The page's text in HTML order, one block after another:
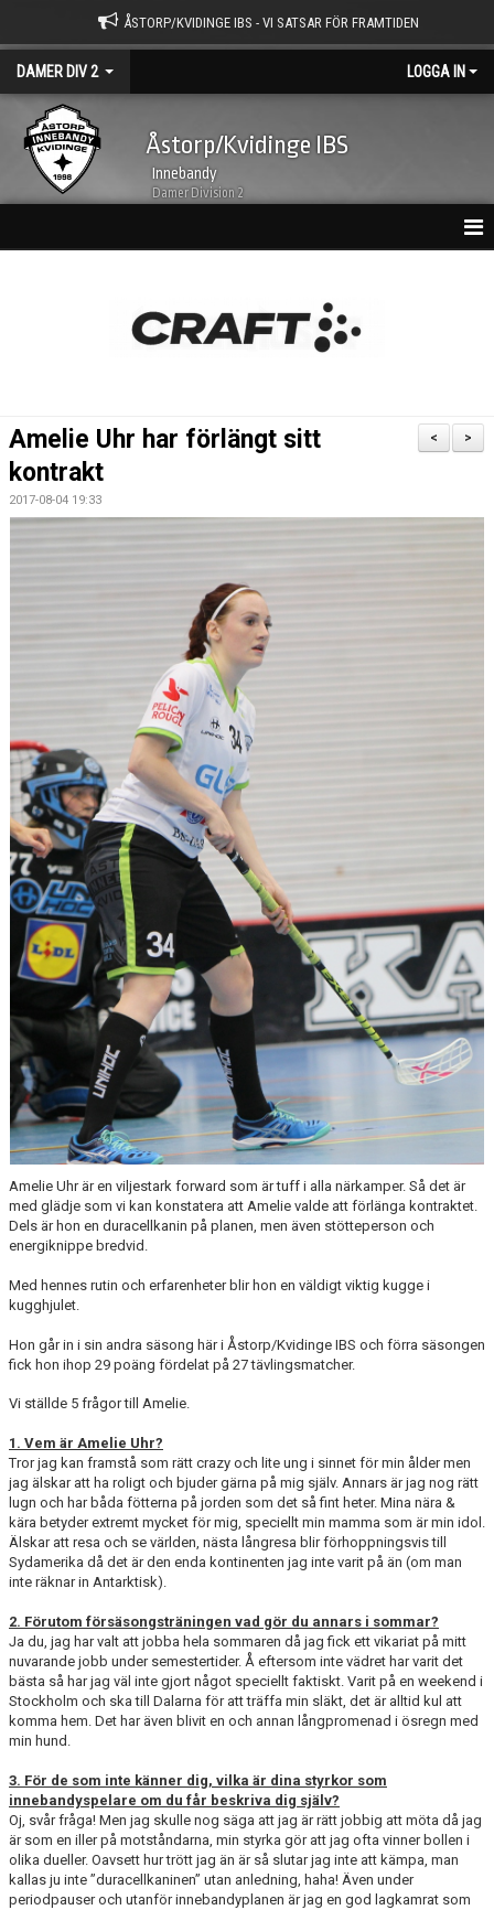
ÅSTORP/KVIDINGE IBS - VI SATSAR FÖR FRAMTIDEN
DAMER DIV 2 LOGGA IN
Åstorp/Kvidinge IBS
Innebandy
Damer Division 2
BILDGALLERI
DOKUMENT
>
<
Amelie Uhr har förlängt sitt
kontrakt
2017-08-04 19:33
Amelie Uhr är en viljestark forward som är tuff i alla närkamper. Så det är
med glädje som vi kan konstatera att Amelie valde att förlänga kontraktet.
Dels är hon en duracellkanin på planen, men även stötteperson och
energiknippe bredvid.
Med hennes rutin och erfarenheter blir hon en väldigt viktig kugge i
kugghjulet.
Hon går in i sin andra säsong här i Åstorp/Kvidinge IBS och förra säsongen
fick hon ihop 29 poäng fördelat på 27 tävlingsmatcher.
Vi ställde 5 frågor till Amelie.
1. Vem är Amelie Uhr?
Tror jag kan framstå som rätt crazy och lite ung i sinnet för min ålder men
jag älskar att ha roligt och bjuder gärna på mig själv. Annars är jag nog rätt
lugn och har båda fötterna på jorden som det så fint heter. Mina nära &
kära betyder extremt mycket för mig, speciellt min mamma som är min idol.
Älskar att resa och se världen, nästa långresa blir förhoppningsvis till
Sydamerika då det är den enda kontinenten jag inte varit på än (om man
inte räknar in Antarktisk).
2. Förutom försäsongsträningen vad gör du annars i sommar?
Ja du, jag har valt att jobba hela sommaren då jag fick ett vikariat på mitt
nuvarande jobb under semestertider. Å eftersom inte vädret har varit det
bästa så har jag väl inte gjort något speciellt faktiskt. Varit på en weekend i
Stockholm och ska till Dalarna för att träffa min släkt, det är alltid kul att
komma hem. Det har även blivit en och annan långpromenad i ösregn med
min hund.
3. För de som inte känner dig, vilka är dina styrkor som
innebandyspelare om du får beskriva dig själv?
Oj, svår fråga! Men jag skulle nog säga att jag är rätt jobbig att möta då jag
är som en iller på motståndarna, min styrka gör att jag ofta vinner bollen i
olika dueller. Oavsett hur trött jag än är så slutar jag inte att kämpa, man
kallas ju inte ”duracellkaninen” utan anledning, haha! Även under
periodpauser och utanför innebandyplanen är jag en god lagkamrat som